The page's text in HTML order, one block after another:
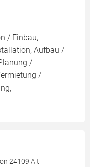
/ Einbau,
Aufbau /
/
/
24109 Alt